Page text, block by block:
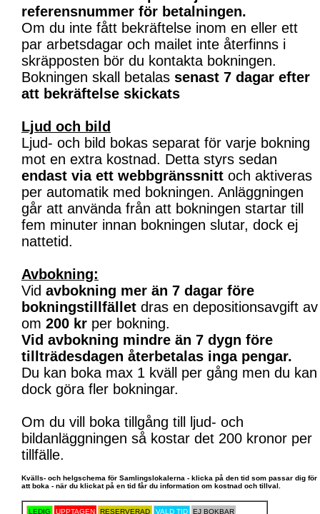
referensnummer för betalningen.
Om du inte fått bekräftelse inom en eller ett
par arbetsdagar och mailet inte återfinns i
skräpposten bör du kontakta bokningen.
Bokningen skall betalas senast 7 dagar efter
att bekräftelse skickats
Ljud och bild
Ljud- och bild bokas separat för varje bokning
mot en extra kostnad. Detta styrs sedan
endast via ett webbgränssnitt och aktiveras
per automatik med bokningen. Anläggningen
går att använda från att bokningen startar till
fem minuter innan bokningen slutar, dock ej
nattetid.
Avbokning:
Vid avbokning mer än 7 dagar före
bokningstillfället dras en depositionsavgift av
om 200 kr per bokning.
Vid avbokning mindre än 7 dygn före
tillträdesdagen återbetalas inga pengar.
Du kan boka max 1 kväll per gång men du kan
dock göra fler bokningar.
Om du vill boka tillgång till ljud- och
bildanläggningen så kostar det 200 kronor per
tillfälle.
Kvälls- och helgschema för Samlingslokalerna - klicka på den tid som passar dig för
att boka - när du klickat på en tid får du information om kostnad och tillval.
LEDIG UPPTAGEN RESERVERAD VALD TID EJ BOKBAR